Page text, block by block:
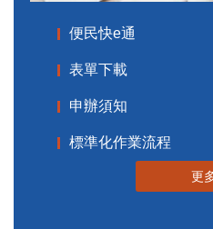
便民快e通
表單下載
申辦須知
標準化作業流程
更